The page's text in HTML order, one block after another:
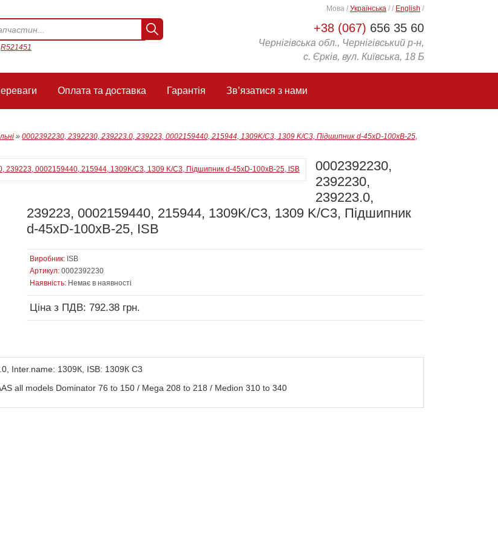
+38 (067) 656 35 60
Чернігівська обл., Чернігівський р-н,
с. Єрків, вул. Київська, 18 Б
Мова / Українська / / English /
R521451
Оплата та доставка Гарантія Зв’язатися з нами
» 0002392230, 2392230, 239223.0, 239223, 0002159440, 215944, 1309K/C3, 1309 K/C3, Підшипник d-45xD-100xB-25,
0002392230,
2392230,
239223.0,
239223, 0002159440, 215944, 1309K/C3, 1309 K/C3, Підшипник
d-45xD-100xB-25, ISB
Виробник: ISB
Артикул: 0002392230
Наявність: Немає в наявності
Ціна з ПДВ: 792.38 грн.
Inter.name: 1309К, ISB: 1309К C3
all models Dominator 76 to 150 / Mega 208 to 218 / Medion 310 to 340